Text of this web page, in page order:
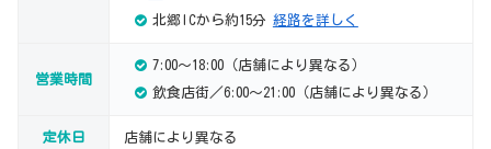
北郷ICから約15分 経路を詳しく
営業時間
7:00～18:00（店舗により異なる）
飲食店街／6:00～21:00（店舗により異なる）
定休日 店舗により異なる